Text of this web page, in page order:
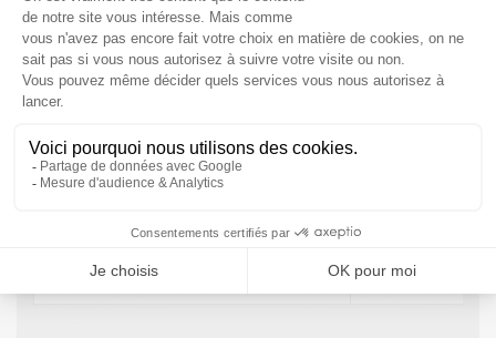
M4P-SA04300B00, M4P-EA04300D00
M4P-ZA02500C00, PSN01-2501
1101921, 1102633
M4P-ZA02500D00, PSN01-2501
M4P-ZA04300C00, PSN02-3301